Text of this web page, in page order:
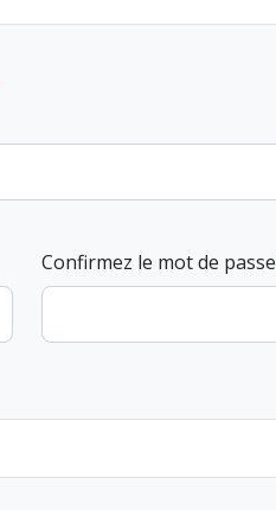
Confirmez le mot de passe